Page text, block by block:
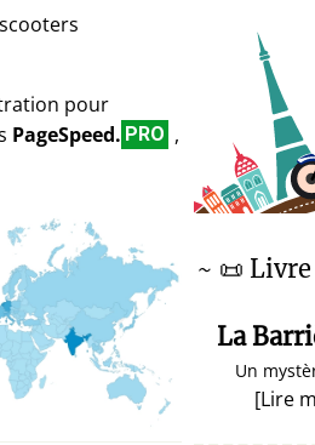
pour
PageSpeed. PRO ,
~ 📜
La
Un
[Lire